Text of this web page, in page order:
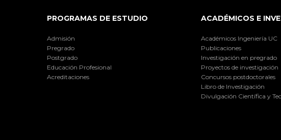
PROGRAMAS DE ESTUDIO
Admisión
Pregrado
Postgrado
Educación Profesional
Acreditaciones
ACADÉMICOS E
Académicos Ingeniería UC
Publicaciones
Investigación en pregrado
Proyectos de investigación
Concursos postdoctorales
Libro de Investigación
Divulgación Científica y